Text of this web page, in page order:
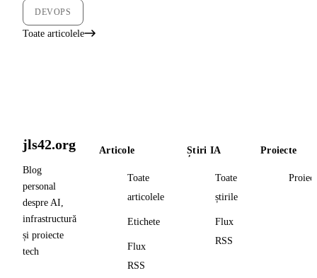
DEVOPS
Toate articolele
jls42.org
Blog
personal
despre AI,
infrastructură
și proiecte
tech
Articole
Toate
articolele
Etichete
Flux
RSS
Știri IA
Toate
știrile
Flux
RSS
Proiecte